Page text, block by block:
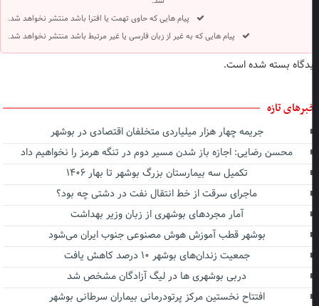
پیام هایی که حاوی تهمت یا افترا باشد منتشر نخواهد شد.
پیام هایی که به غیر از زبان فارسی یا غیر مرتبط باشد منتشر نخواهد شد.
بسته شده است.
تازه
جریمه چهار هزار میلیاردی متخلفان اقتصادی در بوشهر
محسن رضایی: اجازه باز شدن مسیر دوم در تنگه هرمز را نخواهیم داد
تکمیل سه بیمارستان بزرگ بوشهر تا بهار ۱۴۰۶
ماجرای سرقت از خط انتقال نفت در دشتی چه بود؟
آمار مجردهای بوشهری از زبان وزیر بهداشت
بوشهر قطب آموزش هوش مصنوعی جنوب ایران می‌شود
جمعیت زندان‌های بوشهر ۱۰ درصد کاهش یافت
دربی بوشهری ها در لیگ آزادگان مشخص شد
افتتاح نخستین مرکز پرتودرمانی بیماران سرطانی بوشهر